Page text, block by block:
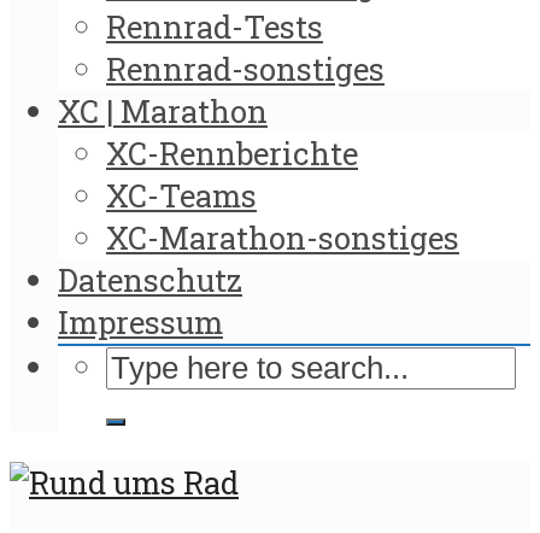
Rennrad-Tests
Rennrad-sonstiges
XC | Marathon
XC-Rennberichte
XC-Teams
XC-Marathon-sonstiges
Datenschutz
Impressum